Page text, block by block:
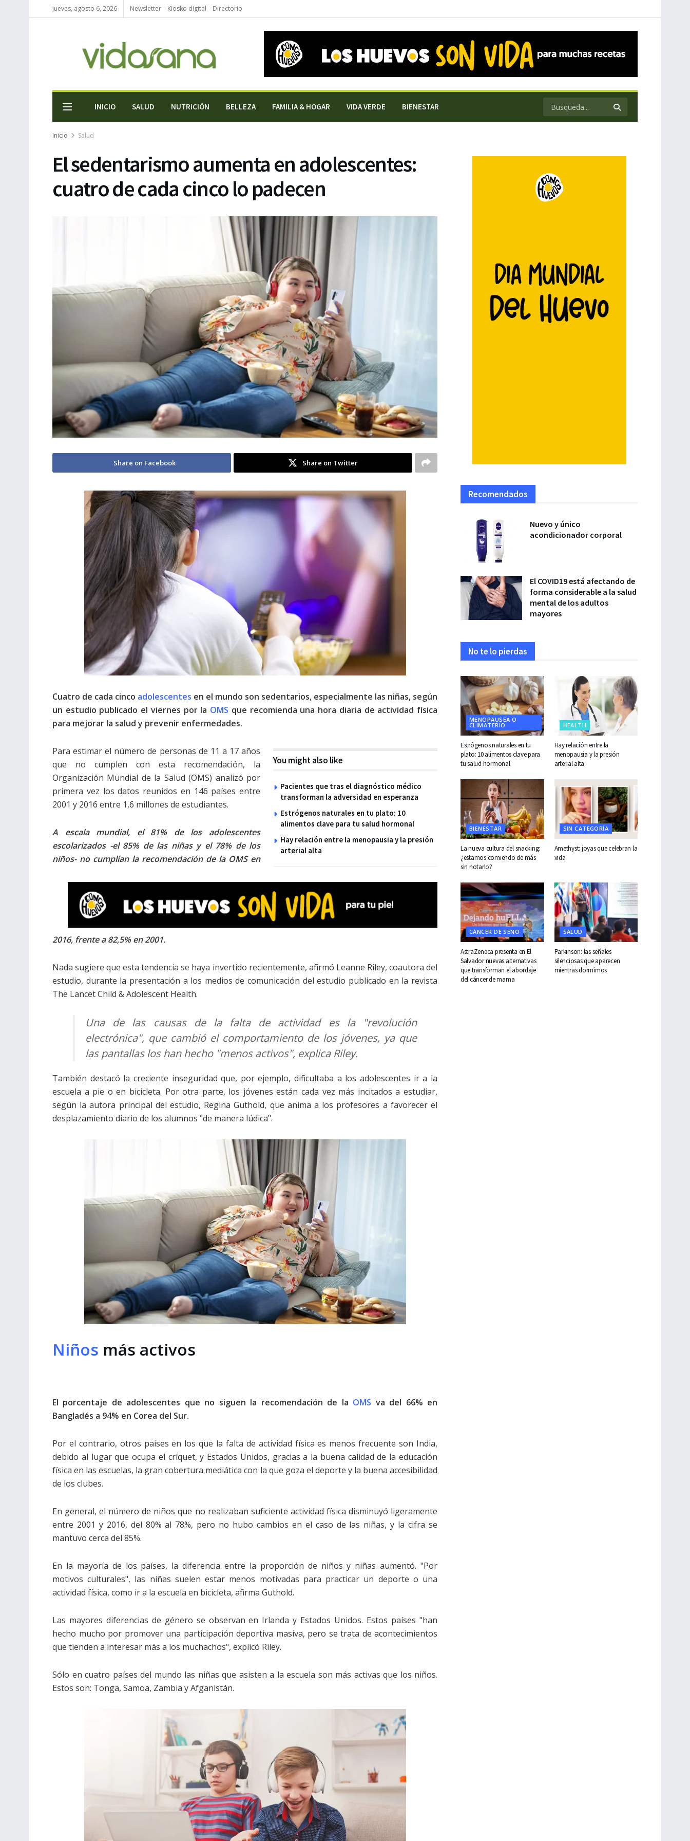
jueves, agosto 6, 2026 Newsletter Kiosko digital Directorio
INICIO SALUD NUTRICIÓN BELLEZA FAMILIA & HOGAR VIDA VERDE BIENESTAR
Inicio Salud
El sedentarismo aumenta en adolescentes:
cuatro de cada cinco lo padecen
Share on Facebook Share on Twitter
Cuatro de cada cinco adolescentes en el mundo son sedentarios, especialmente las niñas, según
un estudio publicado el viernes por la OMS que recomienda una hora diaria de actividad física
para mejorar la salud y prevenir enfermedades.
You might also like
Pacientes que tras el diagnóstico médico
transforman la adversidad en esperanza
Estrógenos naturales en tu plato: 10
alimentos clave para tu salud hormonal
Hay relación entre la menopausia y la presión
arterial alta
Para estimar el número de personas de 11 a 17 años
que no cumplen con esta recomendación, la
Organización Mundial de la Salud (OMS) analizó por
primera vez los datos reunidos en 146 países entre
2001 y 2016 entre 1,6 millones de estudiantes.
A escala mundial, el 81% de los adolescentes
escolarizados -el 85% de las niñas y el 78% de los
niños- no cumplían la recomendación de la OMS en
2016, frente a 82,5% en 2001.
Nada sugiere que esta tendencia se haya invertido recientemente, afirmó Leanne Riley, coautora del
estudio, durante la presentación a los medios de comunicación del estudio publicado en la revista
The Lancet Child & Adolescent Health.
Una de las causas de la falta de actividad es la "revolución
electrónica", que cambió el comportamiento de los jóvenes, ya que
las pantallas los han hecho "menos activos", explica Riley.
También destacó la creciente inseguridad que, por ejemplo, dificultaba a los adolescentes ir a la
escuela a pie o en bicicleta. Por otra parte, los jóvenes están cada vez más incitados a estudiar,
según la autora principal del estudio, Regina Guthold, que anima a los profesores a favorecer el
desplazamiento diario de los alumnos "de manera lúdica".
Niños más activos
El porcentaje de adolescentes que no siguen la recomendación de la OMS va del 66% en
Bangladés a 94% en Corea del Sur.
Por el contrario, otros países en los que la falta de actividad física es menos frecuente son India,
debido al lugar que ocupa el críquet, y Estados Unidos, gracias a la buena calidad de la educación
física en las escuelas, la gran cobertura mediática con la que goza el deporte y la buena accesibilidad
de los clubes.
En general, el número de niños que no realizaban suficiente actividad física disminuyó ligeramente
entre 2001 y 2016, del 80% al 78%, pero no hubo cambios en el caso de las niñas, y la cifra se
mantuvo cerca del 85%.
En la mayoría de los países, la diferencia entre la proporción de niños y niñas aumentó. "Por
motivos culturales", las niñas suelen estar menos motivadas para practicar un deporte o una
actividad física, como ir a la escuela en bicicleta, afirma Guthold.
Las mayores diferencias de género se observan en Irlanda y Estados Unidos. Estos países "han
hecho mucho por promover una participación deportiva masiva, pero se trata de acontecimientos
que tienden a interesar más a los muchachos", explicó Riley.
Sólo en cuatro países del mundo las niñas que asisten a la escuela son más activas que los niños.
Estos son: Tonga, Samoa, Zambia y Afganistán.
Recomendados
Nuevo y único
acondicionador corporal
El COVID19 está afectando de
forma considerable a la salud
mental de los adultos
mayores
No te lo pierdas
MENOPAUSEA O
CLIMATERIO
Estrógenos naturales en tu
plato: 10 alimentos clave para
tu salud hormonal
HEALTH
Hay relación entre la
menopausia y la presión
arterial alta
BIENESTAR
La nueva cultura del snacking:
¿estamos comiendo de más
sin notarlo?
SIN CATEGORÍA
Amethyst: joyas que celebran la
vida
CÁNCER DE SENO
AstraZeneca presenta en El
Salvador nuevas alternativas
que transforman el abordaje
del cáncer de mama
SALUD
Parkinson: las señales
silenciosas que aparecen
mientras dormimos